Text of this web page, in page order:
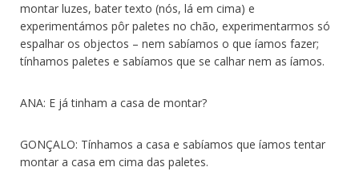
montar luzes, bater texto (nós, lá em cima) e
experimentámos pôr paletes no chão, experimentarmos só
espalhar os objectos – nem sabíamos o que íamos fazer;
tínhamos paletes e sabíamos que se calhar nem as íamos.
ANA: E já tinham a casa de montar?
GONÇALO: Tínhamos a casa e sabíamos que íamos tentar
montar a casa em cima das paletes.